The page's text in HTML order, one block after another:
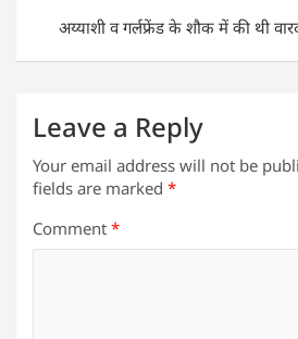
p
p
o
o
n
अय्याशी व गर्लफ्रेंड के शौक में की थी
Leave a Reply
Your email address will not be
fields are marked *
Comment *